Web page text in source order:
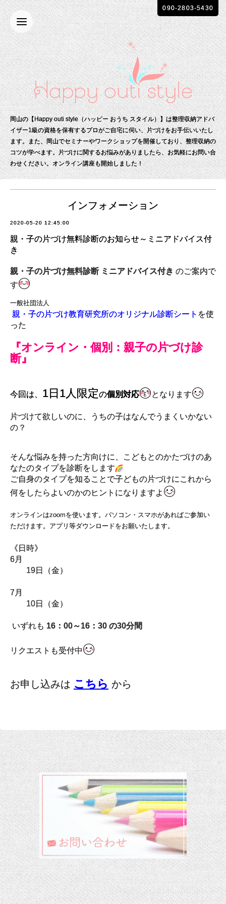
岡山の【Happy outi style（ハッピー おうち スタイル）】は整理収納アドバ
イザー1級の資格を保有するプロがご自宅に伺い、片づけをお手伝いいたし
ます。 また、岡山でセミナーやワークショップを開催しており、整理収納の
コツが学べます。 片づけに関するお悩みがありましたら、お気軽にお問い合
わせください。 オンライン講座も開始しました！
090-2803-5430
インフォメーション
2020-05-20 12:45:00
親・子の片づけ無料診断のお知らせ～ミニアドバイス付
き
親・子の片づけ無料診断 ミニアドバイス付き のご案内で
す
一般社団法人
親・子の片づけ教育研究所のオリジナル診断シート を使
った
『オンライン・個別：親子の片づけ診
断』
今回は、 1日1人限定の個別対応 となります
片づけて欲しいのに、うちの子はなんでうまくいかない
の？
そんな悩みを持った方向けに、こどもとのかたづけのあ
なたのタイプを診断をします
ご自身のタイプを知ることで子どもの片づけにこれから
何をしたらよいのかのヒントになりますよ
オンラインはzoomを使います。パソコン・スマホがあればご参加い
ただけます。アプリ等ダウンロードをお願いたします。
《日時》
6月
19日（金）
7月
10日（金）
いずれも 16：00～16：30 の30分間
リクエストも受付中
お申し込みは こちら から